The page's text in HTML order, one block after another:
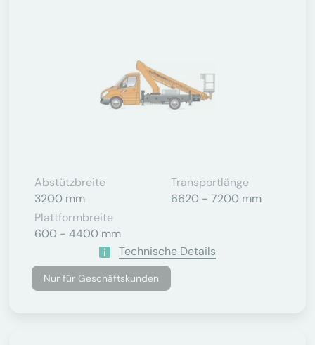
Abstützbreite
3200 mm
Transportlänge
6620 - 7200 mm
Plattformbreite
600 - 4400 mm
Technische Details
Nur für Geschäftskunden